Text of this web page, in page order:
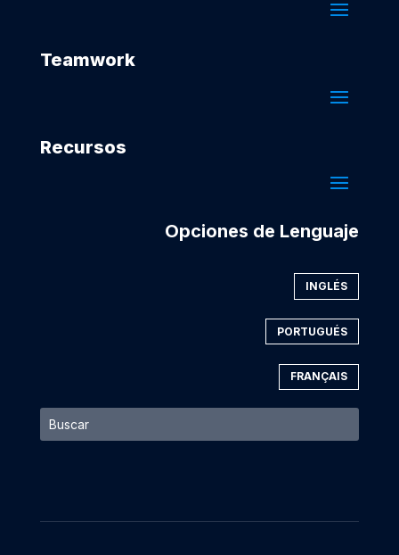
Teamwork
Recursos
Opciones de Lenguaje
INGLÉS
PORTUGUÉS
FRANÇAIS